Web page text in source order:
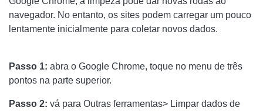
navegador. No entanto, os sites podem carregar um pouco
lentamente inicialmente para coletar novos dados.
Passo 1: abra o Google Chrome, toque no menu de três
pontos na parte superior.
Passo 2: vá para Outras ferramentas> Limpar dados de